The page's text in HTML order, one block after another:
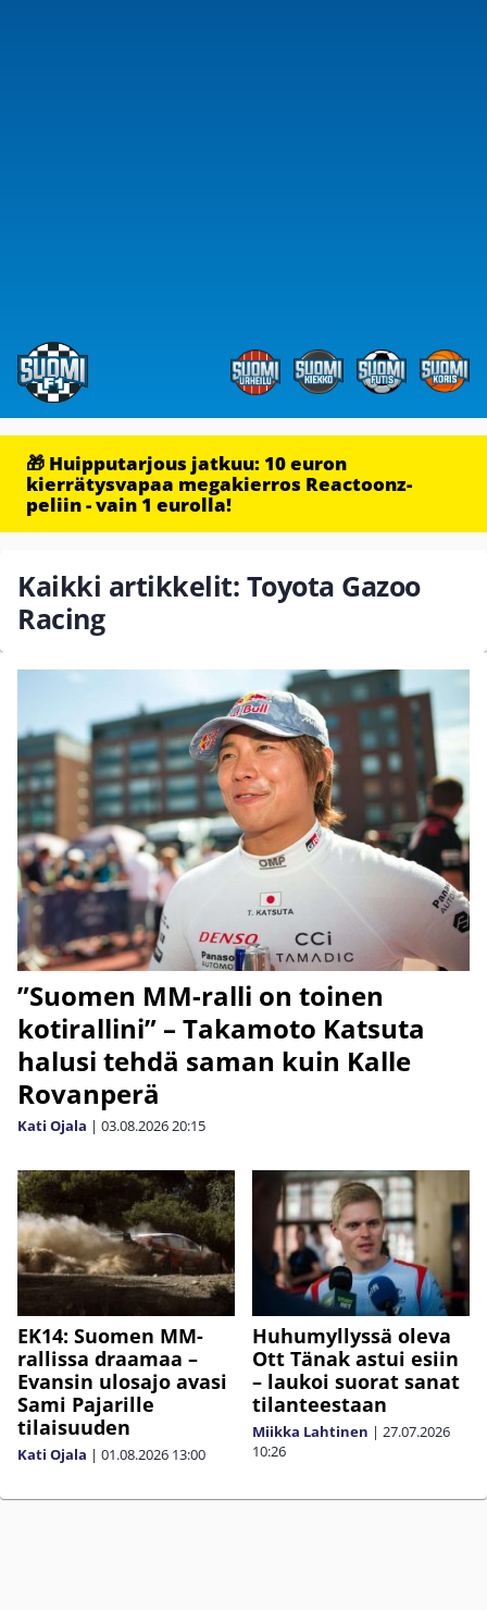
🎁 Huipputarjous jatkuu: 10 euron
kierrätysvapaa megakierros Reactoonz-
peliin - vain 1 eurolla!
Kaikki artikkelit: Toyota Gazoo
Racing
”Suomen MM-ralli on toinen
kotirallini” – Takamoto Katsuta
halusi tehdä saman kuin Kalle
Rovanperä
Kati Ojala | 03.08.202620:15
EK14: Suomen MM-
rallissa draamaa –
Evansin ulosajo avasi
Sami Pajarille
tilaisuuden
Kati Ojala | 01.08.2026 13:00
Huhumyllyssä oleva
Ott Tänak astui esiin
– laukoi suorat sanat
tilanteestaan
Miikka Lahtinen | 27.07.2026
10:26